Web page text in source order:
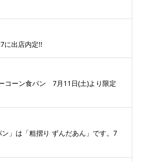
に出店内定!!
コーン食パン 7月11日(土)より限定
」は「粗摺り ずんだあん」です。7